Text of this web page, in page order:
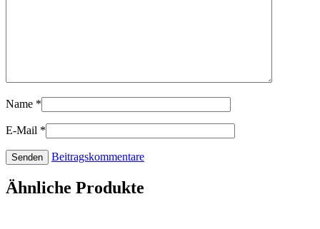
Name *
E-Mail *
Beitragskommentare
Ähnliche Produkte